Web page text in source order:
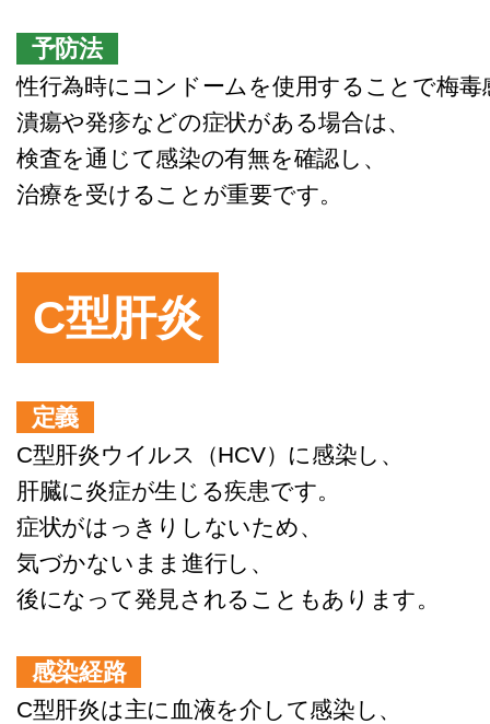
予防法
性行為時にコンドームを使用することで梅
潰瘍や発疹などの症状がある場合は、
検査を通じて感染の有無を確認し、
治療を受けることが重要です。
C型肝炎
定義
C型肝炎ウイルス（HCV）に感染し、
肝臓に炎症が生じる疾患です。
症状がはっきりしないため、
気づかないまま進行し、
後になって発見されることもあります。
感染経路
C型肝炎は主に血液を介して感染し、